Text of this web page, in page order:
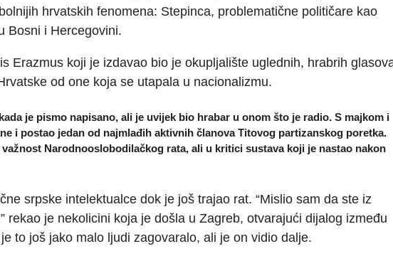
hrvatskih fenomena: Stepinca, problematične političare kao
Bosni i Hercegovini.
Erazmus koji je izdavao bio je okupljalište uglednih, hrabrih
od one koja se utapala u nacionalizmu.
je pismo napisano, ali je uvijek bio hrabar u onom što je radio. S majkom i
i postao jedan od najmlađih aktivnih članova Titovog partizanskog poretka.
Narodnooslobodilačkog rata, ali u kritici sustava koji je nastao nakon
srpske intelektualce dok je još trajao rat. “Mislio sam da ste iz
rekao je nekolicini koja je došla u Zagreb, otvarajući dijalog između
to još jako malo ljudi zagovaralo, ali je on vidio dalje.